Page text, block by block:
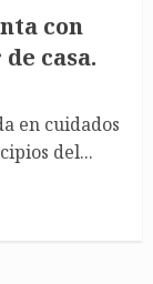
con
casa.
en cuidados
del...